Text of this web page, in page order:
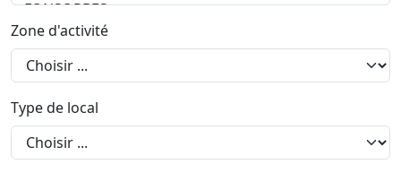
Zone d'activité
Type de local